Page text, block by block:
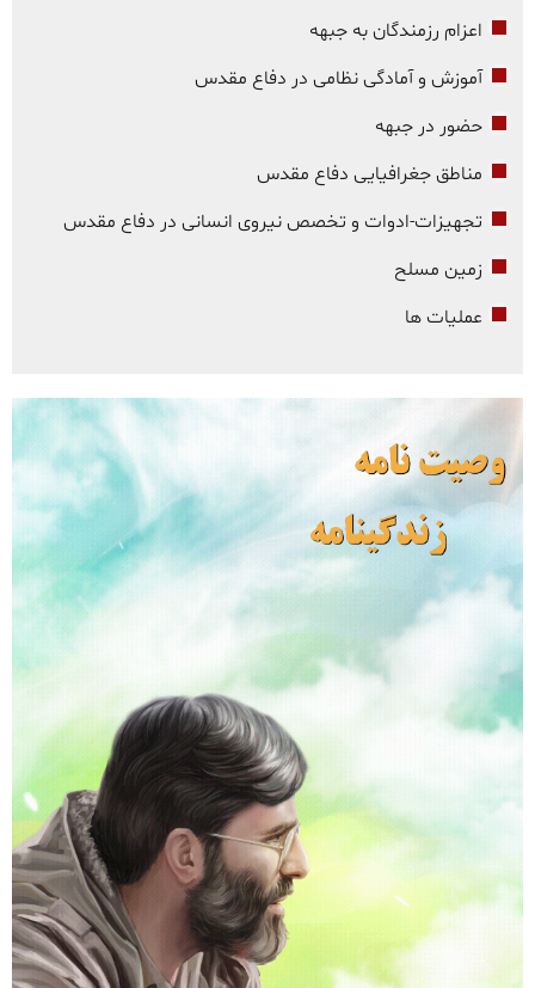
اعزام رزمندگان به جبهه
آموزش و آمادگی نظامی در دفاع مقدس
حضور در جبهه
مناطق جغرافیایی دفاع مقدس
تجهیزات-ادوات و تخصص نیروی انسانی در دفاع مقدس
زمین مسلح
عملیات ها